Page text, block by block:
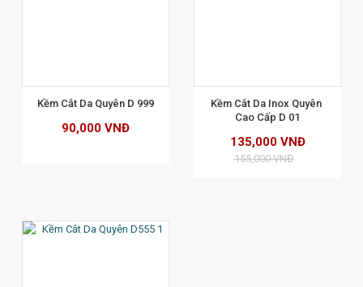
Kềm Cắt Da Quyên D 999
90,000 VNĐ
Kềm Cắt Da Inox Quyên
Cao Cấp D 01
135,000 VNĐ
155,000 VNĐ